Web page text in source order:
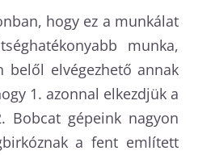
hogy ez a munkálat
munka,
elvégezhető annak
1. azonnal elkezdjük a
Bobcat gépeink nagyon
a fent említett